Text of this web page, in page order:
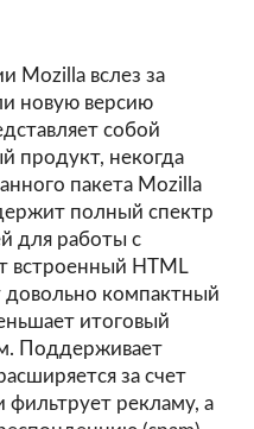
Mozilla вслез за
новую версию
собой
продукт, некогда
пакета Mozilla
полный спектр
для работы с
встроенный HTML
довольно компактный
итоговый
Поддерживает
за счет
рекламу, а